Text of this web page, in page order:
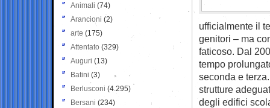
ufficialmente il
genitori – ma
faticoso. Dal
tempo
seconda e
strutture
degli edifici
Animali (74)
Arancioni (2)
arte (175)
Attentato (329)
Auguri (13)
Batini (3)
Berlusconi (4.295)
Bersani (234)